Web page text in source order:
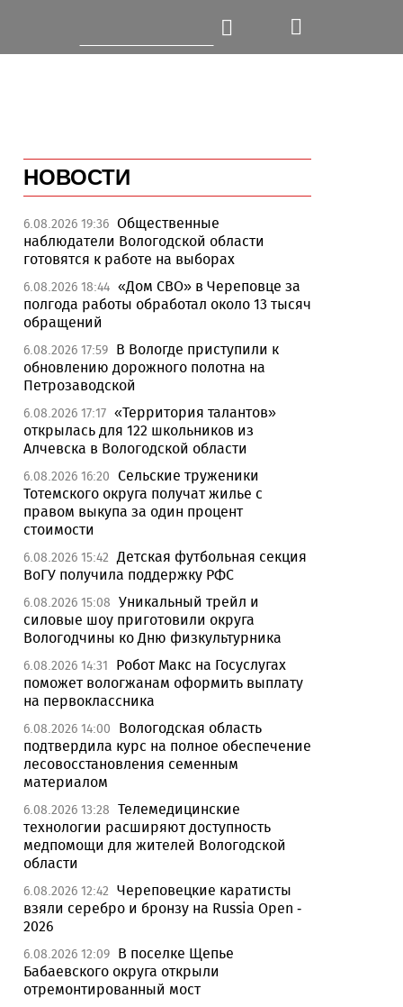
НОВОСТИ
6.08.2026 19:36 Общественные
наблюдатели Вологодской области
готовятся к работе на выборах
6.08.2026 18:44 «Дом СВО» в Череповце за
полгода работы обработал около 13 тысяч
обращений
6.08.2026 17:59 В Вологде приступили к
обновлению дорожного полотна на
Петрозаводской
6.08.2026 17:17 «Территория талантов»
открылась для 122 школьников из
Алчевска в Вологодской области
6.08.2026 16:20 Сельские труженики
Тотемского округа получат жилье с
правом выкупа за один процент
стоимости
6.08.2026 15:42 Детская футбольная секция
ВоГУ получила поддержку РФС
6.08.2026 15:08 Уникальный трейл и
силовые шоу приготовили округа
Вологодчины ко Дню физкультурника
6.08.2026 14:31
Робот Макс на Госуслугах
поможет вологжанам оформить выплату
на первоклассника
6.08.2026 14:00
Вологодская область
подтвердила курс на полное обеспечение
лесовосстановления семенным
материалом
6.08.2026 13:28 Телемедицинские
технологии расширяют доступность
медпомощи для жителей Вологодской
области
6.08.2026 12:42 Череповецкие каратисты
взяли серебро и бронзу на Russia Open -
2026
6.08.2026 12:09 В поселке Щепье
Бабаевского округа открыли
отремонтированный мост